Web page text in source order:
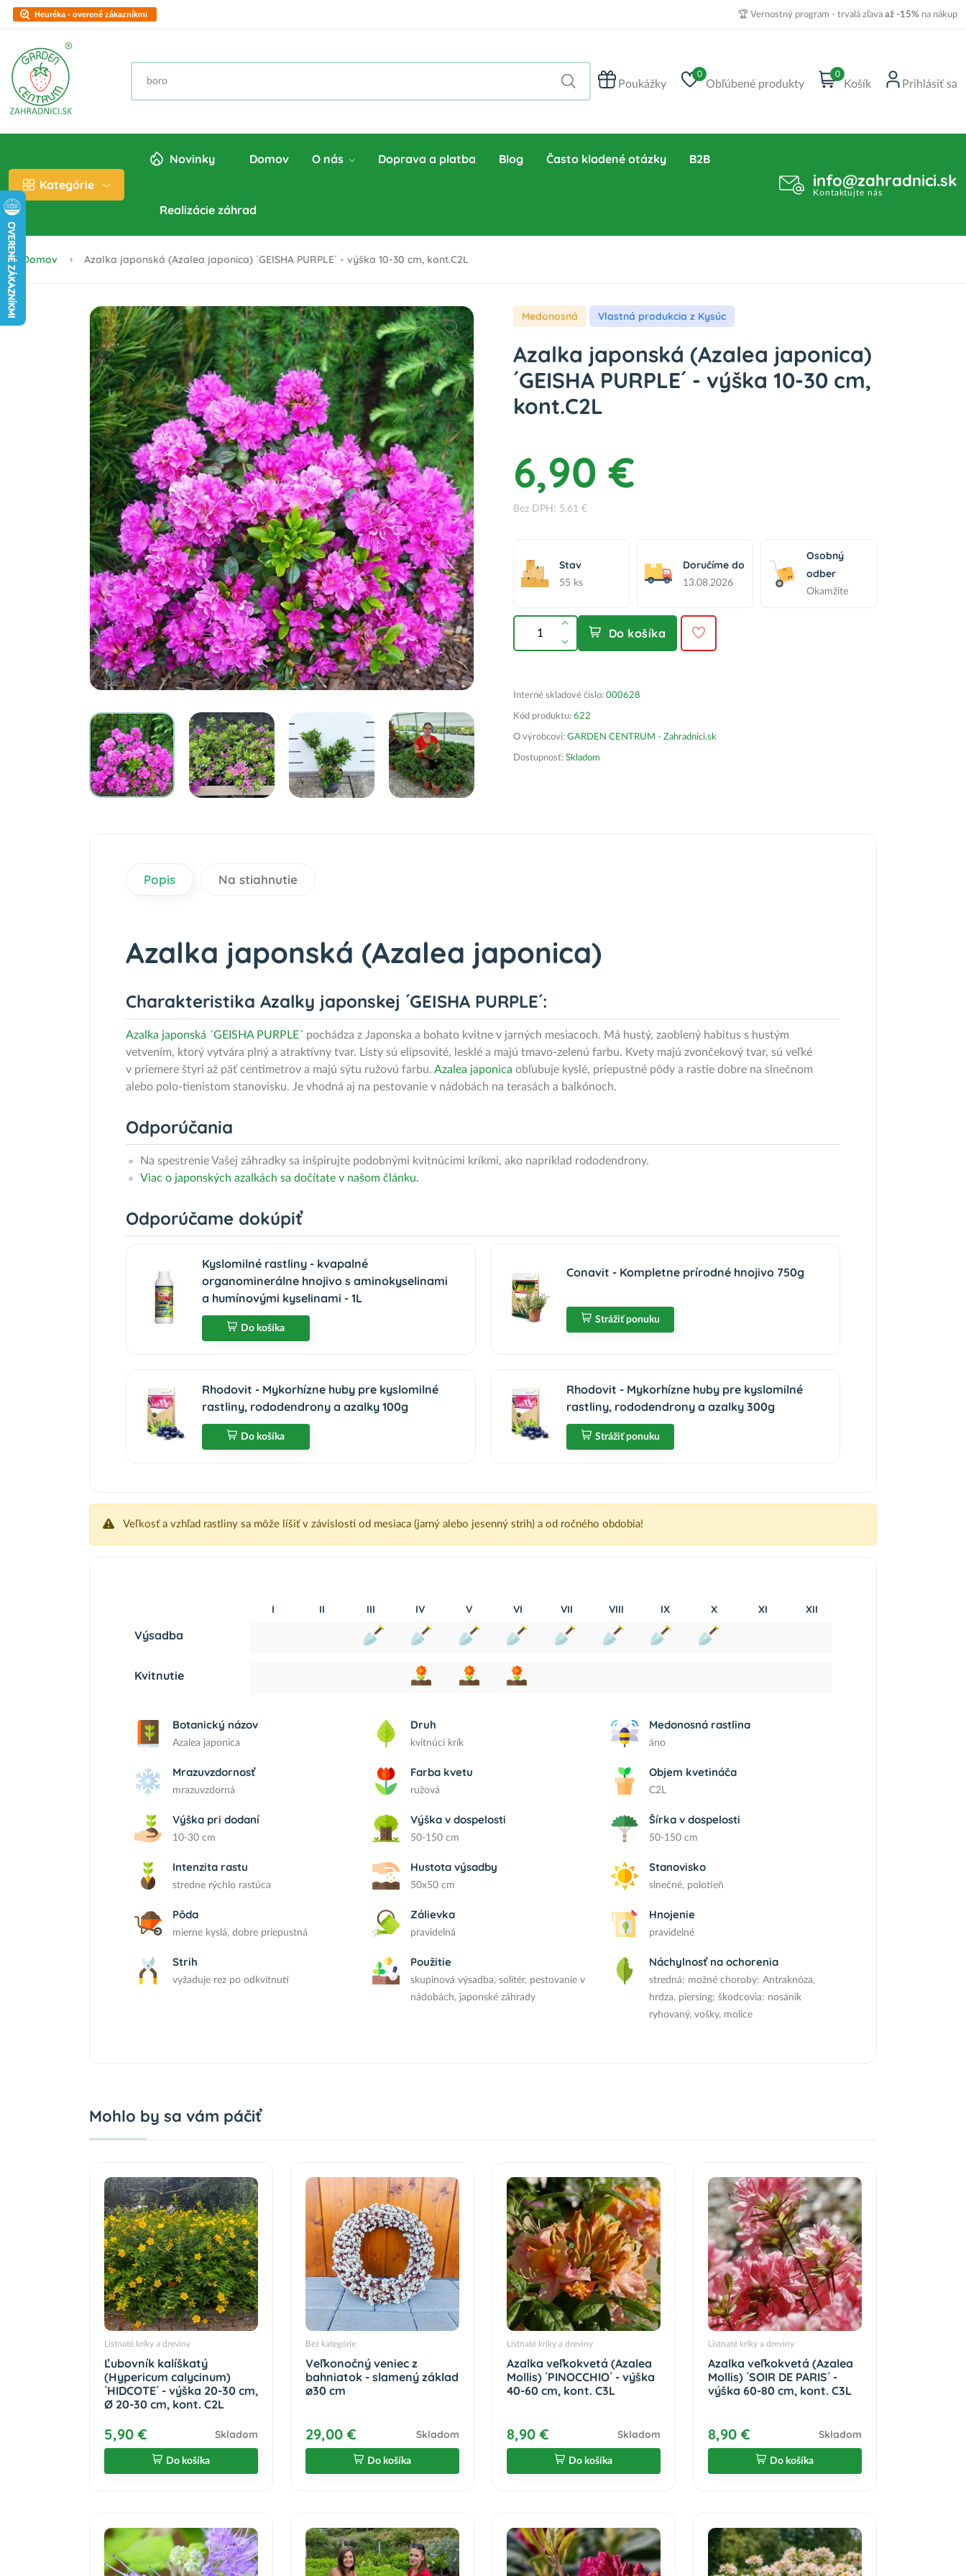
Heuréka - overené zákazníkmi 🏆 Vernostný program - trvalá zľava až -15% na nákup
Poukážky
0
Obľúbené produkty
0
Košík Prihlásiť sa
Kategórie
Novinky Domov O nás Doprava a platba Blog Často kladené otázky B2B
Realizácie záhrad
info@zahradnici.sk
Kontaktujte nás
Domov Azalka japonská (Azalea japonica) ´GEISHA PURPLE´ - výška 10-30 cm, kont.C2L
Medonosná Vlastná produkcia z Kysúc
Azalka japonská (Azalea japonica)
´GEISHA PURPLE´ - výška 10-30 cm,
kont.C2L
6,90 €
Bez DPH: 5,61 €
Stav
55 ks
Doručíme do
13.08.2026
Osobný
odber
Okamžite
Do košíka
Interné skladové číslo: 000628
Kód produktu: 622
O výrobcovi: GARDEN CENTRUM - Zahradnici.sk
Dostupnosť: Skladom
Popis Na stiahnutie
Azalka japonská (Azalea japonica)
Charakteristika Azalky japonskej ´GEISHA PURPLE´:
Azalka japonská ´GEISHA PURPLE´ pochádza z Japonska a bohato kvitne v jarných mesiacoch. Má hustý, zaoblený habitus s hustým
vetvením, ktorý vytvára plný a atraktívny tvar. Listy sú elipsovité, lesklé a majú tmavo-zelenú farbu. Kvety majú zvončekový tvar, sú veľké
v priemere štyri až päť centimetrov a majú sýtu ružovú farbu. Azalea japonica obľubuje kyslé, priepustné pôdy a rastie dobre na slnečnom
alebo polo-tienistom stanovisku. Je vhodná aj na pestovanie v nádobách na terasách a balkónoch.
Odporúčania
Na spestrenie Vašej záhradky sa inšpirujte podobnými kvitnúcimi kríkmi, ako napríklad rododendrony.
Viac o japonských azalkách sa dočítate v našom článku.
Odporúčame dokúpiť
Kyslomilné rastliny - kvapalné
organominerálne hnojivo s aminokyselinami
a humínovými kyselinami - 1L
Do košíka
Conavit - Kompletne prírodné hnojivo 750g
Strážiť ponuku
Rhodovit - Mykorhízne huby pre kyslomilné
rastliny, rododendrony a azalky 100g
Do košíka
Rhodovit - Mykorhízne huby pre kyslomilné
rastliny, rododendrony a azalky 300g
Strážiť ponuku
Veľkosť a vzhľad rastliny sa môže líšiť v závislosti od mesiaca (jarný alebo jesenný strih) a od ročného obdobia!
I II III IV V VI VII VIII IX X XI XII
Výsadba
Kvitnutie
Botanický názov
Azalea japonica
Druh
kvitnúci krík
Medonosná rastlina
áno
Mrazuvzdornosť
mrazuvzdorná
Farba kvetu
ružová
Objem kvetináča
C2L
Výška pri dodaní
10-30 cm
Výška v dospelosti
50-150 cm
Šírka v dospelosti
50-150 cm
Intenzita rastu
stredne rýchlo rastúca
Hustota výsadby
50x50 cm
Stanovisko
slnečné, polotieň
Pôda
mierne kyslá, dobre priepustná
Zálievka
pravidelná
Hnojenie
pravidelné
Strih
vyžaduje rez po odkvitnutí
Použitie
skupinová výsadba, solitér, pestovanie v
nádobách, japonské záhrady
Náchylnosť na ochorenia
stredná; možné choroby: Antraknóza,
hrdza, piersing; škodcovia: nosánik
ryhovaný, vošky, molice
Mohlo by sa vám páčiť
Listnaté kríky a dreviny
Ľubovník kalíškatý
(Hypericum calycinum)
´HIDCOTE´ - výška 20-30 cm,
Ø 20-30 cm, kont. C2L
5,90 € Skladom
Do košíka
Bez kategórie
Veľkonočný veniec z
bahniatok - slamený základ
⌀30 cm
29,00 € Skladom
Do košíka
Listnaté kríky a dreviny
Azalka veľkokvetá (Azalea
Mollis) ´PINOCCHIO´ - výška
40-60 cm, kont. C3L
8,90 € Skladom
Do košíka
Listnaté kríky a dreviny
Azalka veľkokvetá (Azalea
Mollis) ´SOIR DE PARIS´ -
výška 60-80 cm, kont. C3L
8,90 € Skladom
Do košíka